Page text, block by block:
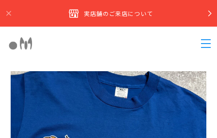
実店舗のご来店について